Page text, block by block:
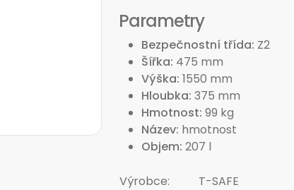
Parametry
Bezpečnostní třída Z2
Šířka 475 mm
Výška 1550 mm
Hloubka 375 mm
Hmotnost 99 kg
Název hmotnost
Objem 207 l
Výrobce:
T-SAFE